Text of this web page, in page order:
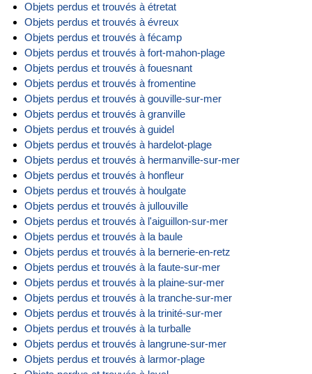
Objets perdus et trouvés à étretat
Objets perdus et trouvés à évreux
Objets perdus et trouvés à fécamp
Objets perdus et trouvés à fort-mahon-plage
Objets perdus et trouvés à fouesnant
Objets perdus et trouvés à fromentine
Objets perdus et trouvés à gouville-sur-mer
Objets perdus et trouvés à granville
Objets perdus et trouvés à guidel
Objets perdus et trouvés à hardelot-plage
Objets perdus et trouvés à hermanville-sur-mer
Objets perdus et trouvés à honfleur
Objets perdus et trouvés à houlgate
Objets perdus et trouvés à jullouville
Objets perdus et trouvés à l'aiguillon-sur-mer
Objets perdus et trouvés à la baule
Objets perdus et trouvés à la bernerie-en-retz
Objets perdus et trouvés à la faute-sur-mer
Objets perdus et trouvés à la plaine-sur-mer
Objets perdus et trouvés à la tranche-sur-mer
Objets perdus et trouvés à la trinité-sur-mer
Objets perdus et trouvés à la turballe
Objets perdus et trouvés à langrune-sur-mer
Objets perdus et trouvés à larmor-plage